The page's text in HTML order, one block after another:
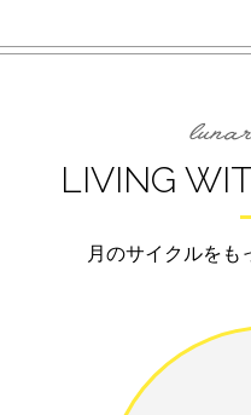
LIVING
月のサイクルをも